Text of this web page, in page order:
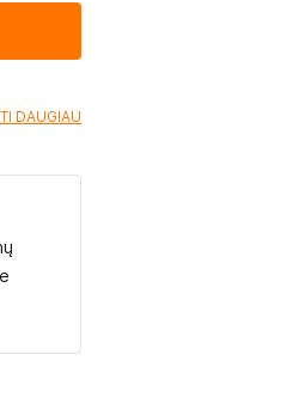
DAUGIAU